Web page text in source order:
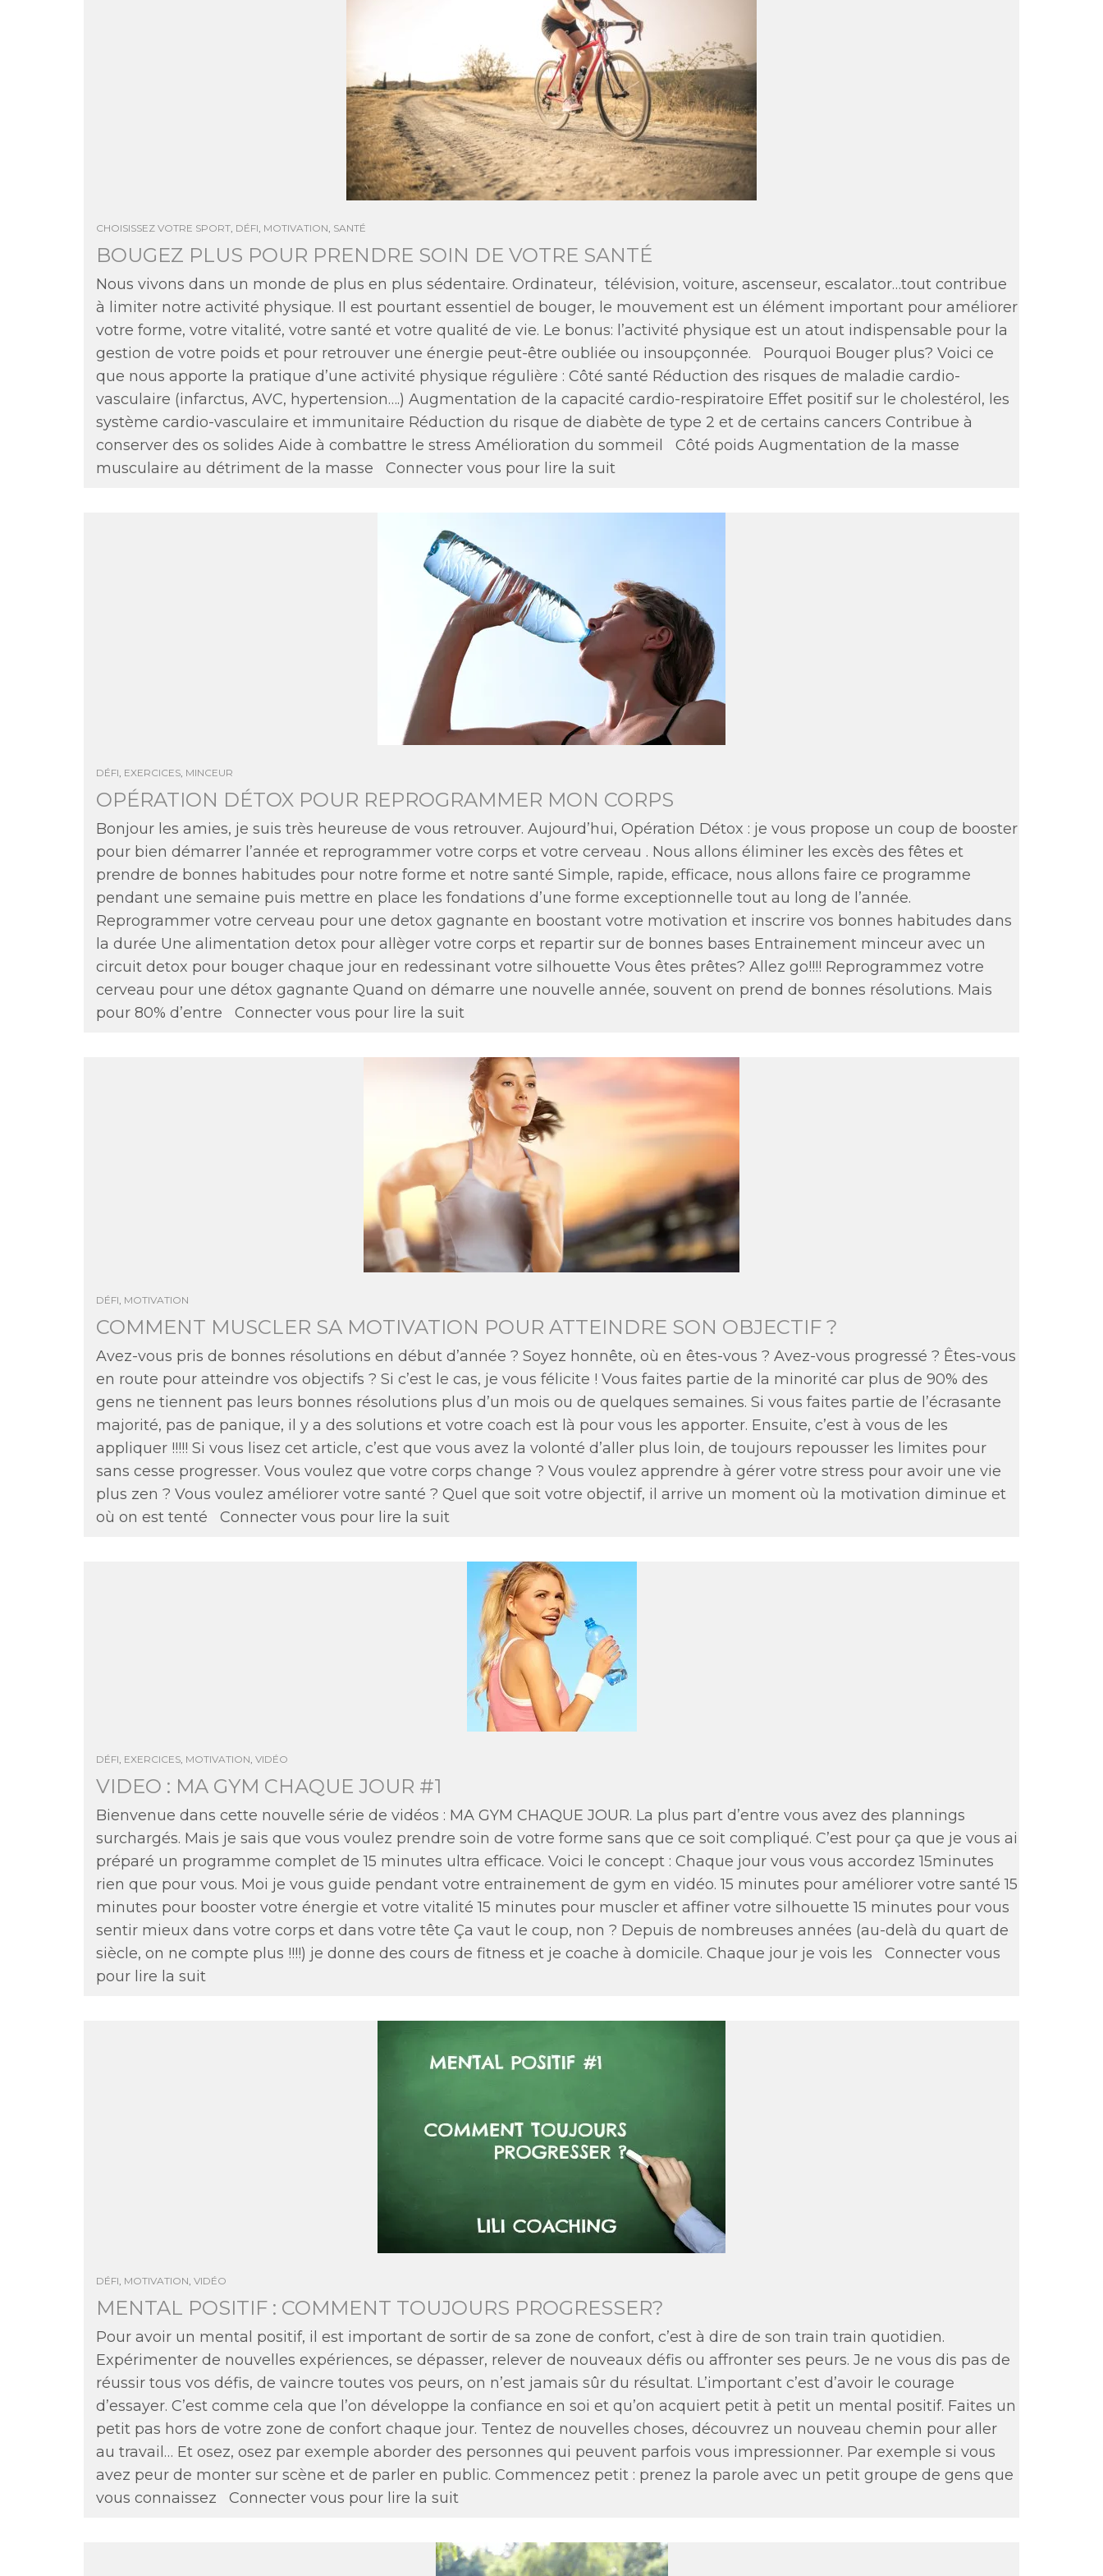
CHOISISSEZ VOTRE SPORT, DÉFI, MOTIVATION, SANTÉ
BOUGEZ PLUS POUR PRENDRE SOIN DE VOTRE SANTÉ
Nous vivons dans un monde de plus en plus sédentaire. Ordinateur, télévision, voiture, ascenseur, escalator…tout contribue
à limiter notre activité physique. Il est pourtant essentiel de bouger, le mouvement est un élément important pour améliorer
votre forme, votre vitalité, votre santé et votre qualité de vie. Le bonus: l’activité physique est un atout indispensable pour la
gestion de votre poids et pour retrouver une énergie peut-être oubliée ou insoupçonnée. Pourquoi Bouger plus? Voici ce
que nous apporte la pratique d’une activité physique régulière : Côté santé Réduction des risques de maladie cardio-
vasculaire (infarctus, AVC, hypertension….) Augmentation de la capacité cardio-respiratoire Effet positif sur le cholestérol, les
système cardio-vasculaire et immunitaire Réduction du risque de diabète de type 2 et de certains cancers Contribue à
conserver des os solides Aide à combattre le stress Amélioration du sommeil Côté poids Augmentation de la masse
musculaire au détriment de la masse
Connecter vous pour lire la suit
DÉFI, EXERCICES, MINCEUR
OPÉRATION DÉTOX POUR REPROGRAMMER MON CORPS
Bonjour les amies, je suis très heureuse de vous retrouver. Aujourd’hui, Opération Détox : je vous propose un coup de booster
pour bien démarrer l’année et reprogrammer votre corps et votre cerveau . Nous allons éliminer les excès des fêtes et
prendre de bonnes habitudes pour notre forme et notre santé Simple, rapide, efficace, nous allons faire ce programme
pendant une semaine puis mettre en place les fondations d’une forme exceptionnelle tout au long de l’année.
Reprogrammer votre cerveau pour une detox gagnante en boostant votre motivation et inscrire vos bonnes habitudes dans
la durée Une alimentation detox pour allèger votre corps et repartir sur de bonnes bases Entrainement minceur avec un
circuit detox pour bouger chaque jour en redessinant votre silhouette Vous êtes prêtes? Allez go!!!! Reprogrammez votre
cerveau pour une détox gagnante Quand on démarre une nouvelle année, souvent on prend de bonnes résolutions. Mais
pour 80% d’entre
Connecter vous pour lire la suit
DÉFI, MOTIVATION
COMMENT MUSCLER SA MOTIVATION POUR ATTEINDRE SON OBJECTIF ?
Avez-vous pris de bonnes résolutions en début d’année ? Soyez honnête, où en êtes-vous ? Avez-vous progressé ? Êtes-vous
en route pour atteindre vos objectifs ? Si c’est le cas, je vous félicite ! Vous faites partie de la minorité car plus de 90% des
gens ne tiennent pas leurs bonnes résolutions plus d’un mois ou de quelques semaines. Si vous faites partie de l’écrasante
majorité, pas de panique, il y a des solutions et votre coach est là pour vous les apporter. Ensuite, c’est à vous de les
appliquer !!!!! Si vous lisez cet article, c’est que vous avez la volonté d’aller plus loin, de toujours repousser les limites pour
sans cesse progresser. Vous voulez que votre corps change ? Vous voulez apprendre à gérer votre stress pour avoir une vie
plus zen ? Vous voulez améliorer votre santé ? Quel que soit votre objectif, il arrive un moment où la motivation diminue et
où on est tenté
Connecter vous pour lire la suit
DÉFI, EXERCICES, MOTIVATION, VIDÉO
VIDEO : MA GYM CHAQUE JOUR #1
Bienvenue dans cette nouvelle série de vidéos : MA GYM CHAQUE JOUR. La plus part d’entre vous avez des plannings
surchargés. Mais je sais que vous voulez prendre soin de votre forme sans que ce soit compliqué. C’est pour ça que je vous ai
préparé un programme complet de 15 minutes ultra efficace. Voici le concept : Chaque jour vous vous accordez 15minutes
rien que pour vous. Moi je vous guide pendant votre entrainement de gym en vidéo. 15 minutes pour améliorer votre santé 15
minutes pour booster votre énergie et votre vitalité 15 minutes pour muscler et affiner votre silhouette 15 minutes pour vous
sentir mieux dans votre corps et dans votre tête Ça vaut le coup, non ? Depuis de nombreuses années (au-delà du quart de
siècle, on ne compte plus !!!!) je donne des cours de fitness et je coache à domicile. Chaque jour je vois les
Connecter vous
pour lire la suit
DÉFI, MOTIVATION, VIDÉO
MENTAL POSITIF : COMMENT TOUJOURS PROGRESSER?
Pour avoir un mental positif, il est important de sortir de sa zone de confort, c’est à dire de son train train quotidien.
Expérimenter de nouvelles expériences, se dépasser, relever de nouveaux défis ou affronter ses peurs. Je ne vous dis pas de
réussir tous vos défis, de vaincre toutes vos peurs, on n’est jamais sûr du résultat. L’important c’est d’avoir le courage
d’essayer. C’est comme cela que l’on développe la confiance en soi et qu’on acquiert petit à petit un mental positif. Faites un
petit pas hors de votre zone de confort chaque jour. Tentez de nouvelles choses, découvrez un nouveau chemin pour aller
au travail… Et osez, osez par exemple aborder des personnes qui peuvent parfois vous impressionner. Par exemple si vous
avez peur de monter sur scène et de parler en public. Commencez petit : prenez la parole avec un petit groupe de gens que
vous connaissez
Connecter vous pour lire la suit